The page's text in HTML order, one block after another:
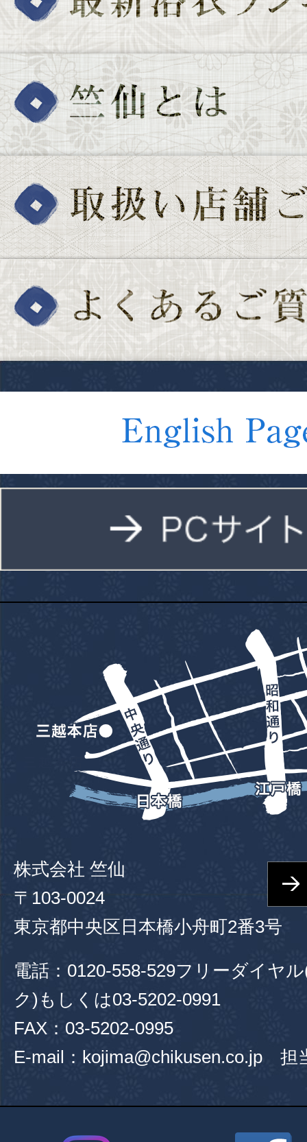
株式会社 竺仙
〒103-0024
東京都中央区日本橋小舟町2番3号
電話： 0120-558-529フリーダイヤ
ク)もしくは03-5202-0991
FAX：03-5202-0995
E-mail：kojima@chikusen.co.jp 担